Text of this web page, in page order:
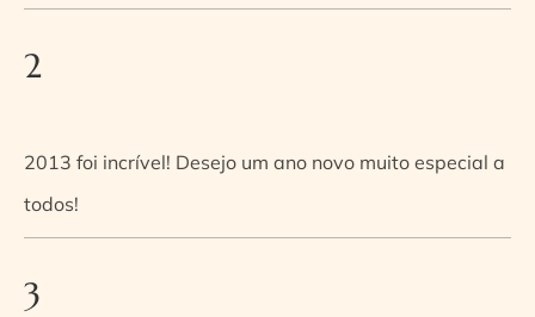
2
2013 foi incrível! Desejo um ano novo muito especial a
todos!
3